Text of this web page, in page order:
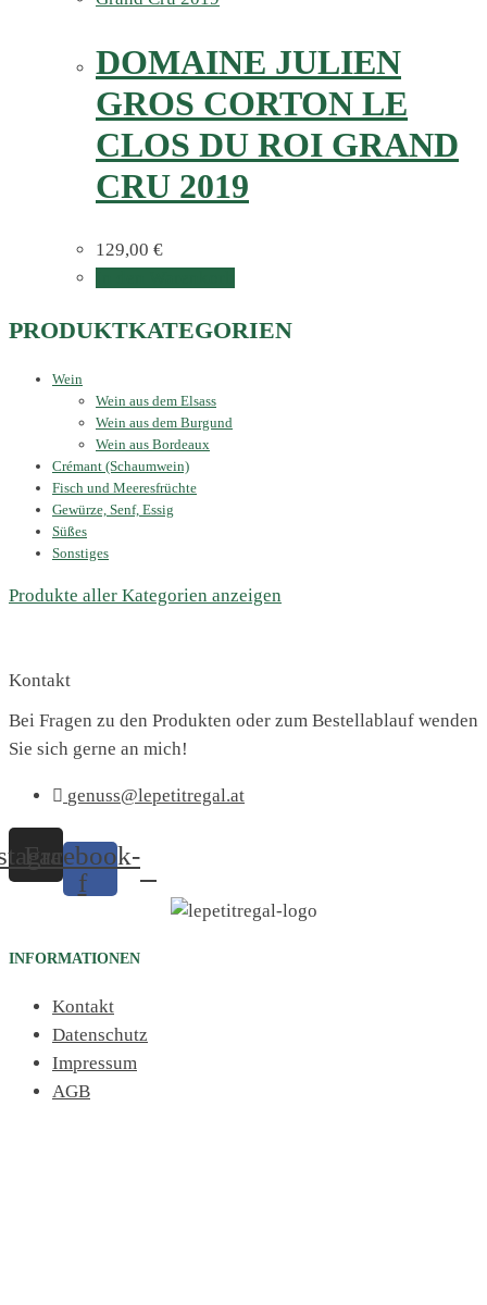
DOMAINE JULIEN
GROS CORTON LE
CLOS DU ROI GRAND
CRU 2019
129,00 €
PRODUKTKATEGORIEN
Wein
Wein aus dem Elsass
Wein aus dem Burgund
Wein aus Bordeaux
Crémant (Schaumwein)
Fisch und Meeresfrüchte
Gewürze, Senf, Essig
Süßes
Sonstiges
Produkte aller Kategorien anzeigen
Kontakt
Bei Fragen zu den Produkten oder zum Bestellablauf wenden
Sie sich gerne an mich!
genuss@lepetitregal.at
Facebook-
f
INFORMATIONEN
Kontakt
Datenschutz
Impressum
AGB